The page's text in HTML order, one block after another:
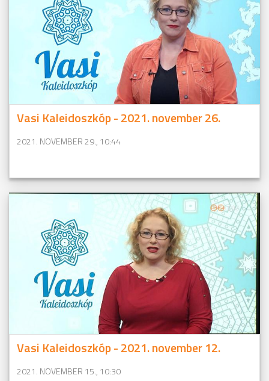
Vasi Kaleidoszkóp - 2021. november 26.
2021. NOVEMBER 29., 10:44
Vasi Kaleidoszkóp - 2021. november 12.
2021. NOVEMBER 15., 10:30